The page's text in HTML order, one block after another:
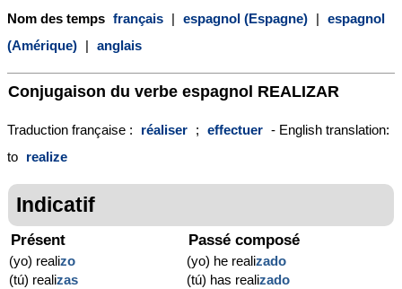
Nom des temps français | espagnol (Espagne) | espagnol
(Amérique) | anglais
Conjugaison du verbe espagnol REALIZAR
Traduction française : réaliser ; effectuer - English translation:
to realize
Indicatif
Présent
(yo) realizo
(tú) realizas
Passé composé
(yo) he realizado
(tú) has realizado